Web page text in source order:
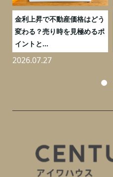
金利上昇で不動産価格はどう
変わる？売り時を見極めるポ
イントと...
2026.07.27